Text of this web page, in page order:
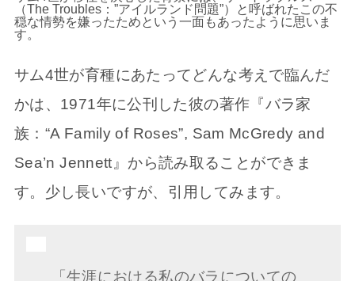
（The Troubles：”アイルランド問題”）と呼ばれたこの不
穏な情勢を嫌ったためという一面もあったように思いま
す。
サム4世が育種にあたってどんな考えで臨んだ
かは、1971年に公刊した彼の著作『バラ家
族：“A Family of Roses”, Sam McGredy and
Sea’n Jennett』から読み取ることができま
す。少し長いですが、引用してみます。
「生涯における私のバラについての